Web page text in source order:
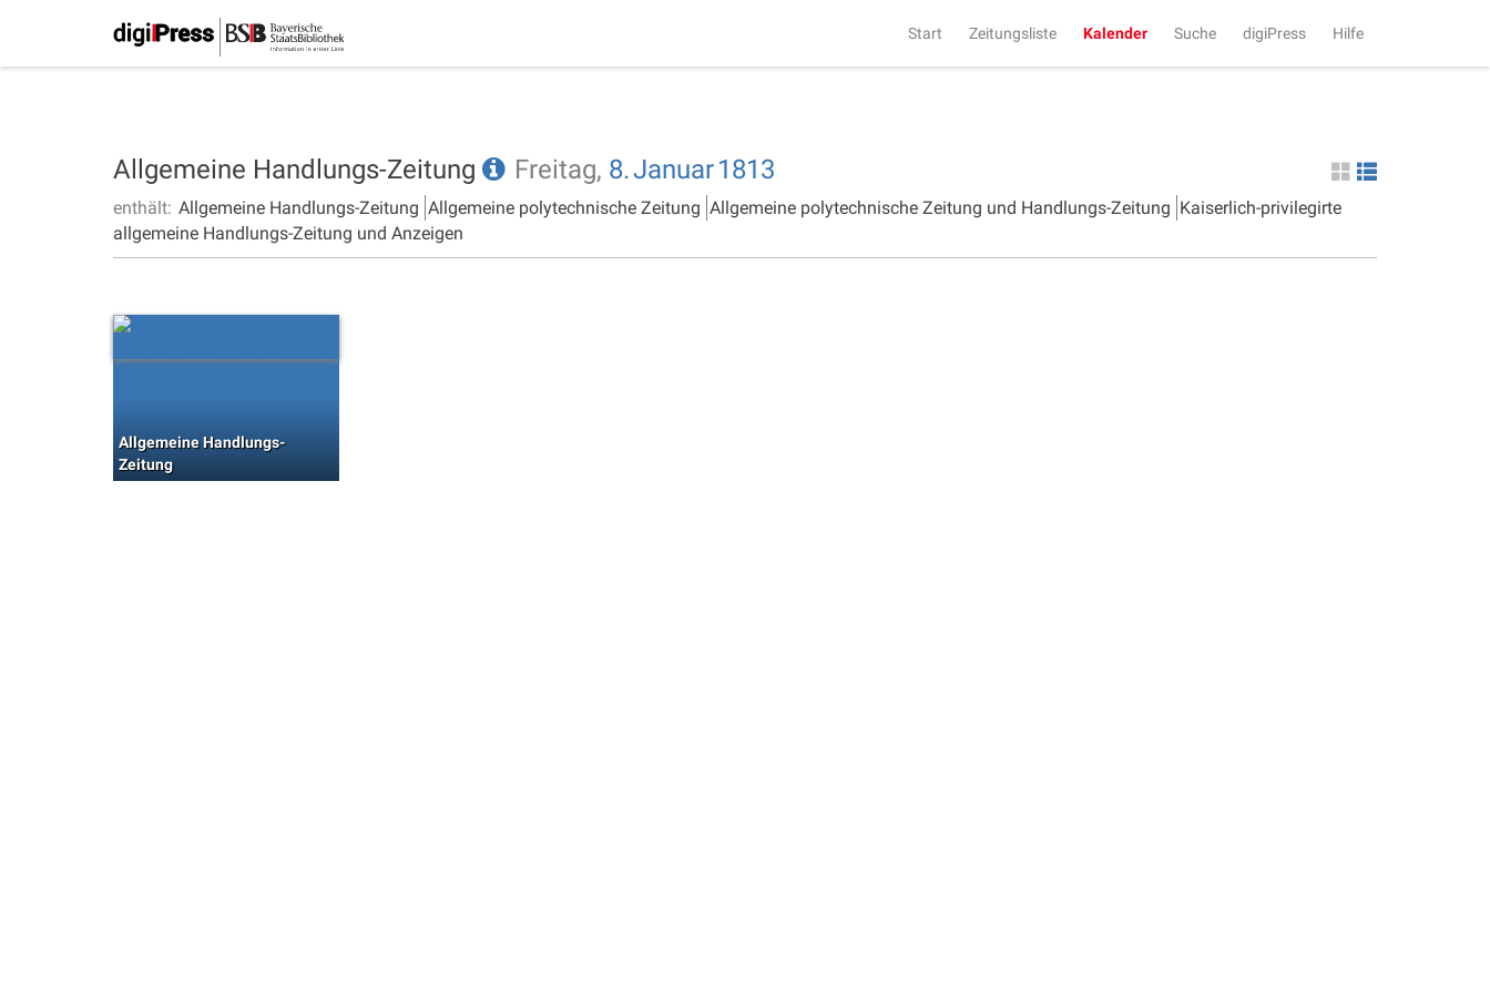
Start Zeitungsliste Kalender Suche digiPress Hilfe
Allgemeine Handlungs-Zeitung Freitag, 8.Januar1813
enthält: Allgemeine Handlungs-Zeitung Allgemeine polytechnische Zeitung Allgemeine polytechnische Zeitung und Handlungs-Zeitung Kaiserlich-privilegirte
allgemeine Handlungs-Zeitung und Anzeigen
Allgemeine Handlungs-
Zeitung